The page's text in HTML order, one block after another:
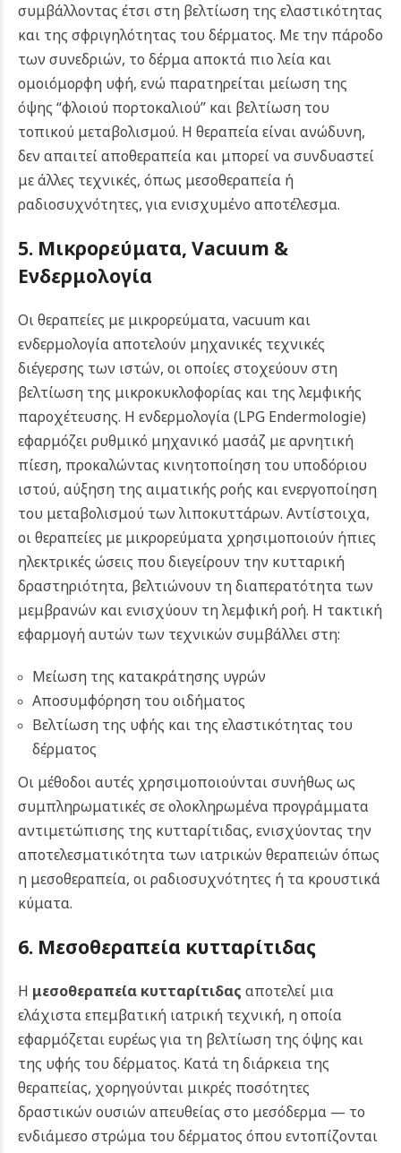
συμβάλλοντας έτσι στη βελτίωση της ελαστικότητας
και της σφριγηλότητας του δέρματος. Με την πάροδο
των συνεδριών, το δέρμα αποκτά πιο λεία και
ομοιόμορφη υφή, ενώ παρατηρείται μείωση της
όψης “φλοιού πορτοκαλιού” και βελτίωση του
τοπικού μεταβολισμού. Η θεραπεία είναι ανώδυνη,
δεν απαιτεί αποθεραπεία και μπορεί να συνδυαστεί
με άλλες τεχνικές, όπως μεσοθεραπεία ή
ραδιοσυχνότητες, για ενισχυμένο αποτέλεσμα.
5. Μικρορεύματα, Vacuum &
Ενδερμολογία
Οι θεραπείες με μικρορεύματα, vacuum και
ενδερμολογία αποτελούν μηχανικές τεχνικές
διέγερσης των ιστών, οι οποίες στοχεύουν στη
βελτίωση της μικροκυκλοφορίας και της λεμφικής
παροχέτευσης. Η ενδερμολογία (LPG Endermologie)
εφαρμόζει ρυθμικό μηχανικό μασάζ με αρνητική
πίεση, προκαλώντας κινητοποίηση του υποδόριου
ιστού, αύξηση της αιματικής ροής και ενεργοποίηση
του μεταβολισμού των λιποκυττάρων. Αντίστοιχα,
οι θεραπείες με μικρορεύματα χρησιμοποιούν ήπιες
ηλεκτρικές ώσεις που διεγείρουν την κυτταρική
δραστηριότητα, βελτιώνουν τη διαπερατότητα των
μεμβρανών και ενισχύουν τη λεμφική ροή. Η τακτική
εφαρμογή αυτών των τεχνικών συμβάλλει στη:
Μείωση της κατακράτησης υγρών
Αποσυμφόρηση του οιδήματος
Βελτίωση της υφής και της ελαστικότητας του
δέρματος
Οι μέθοδοι αυτές χρησιμοποιούνται συνήθως ως
συμπληρωματικές σε ολοκληρωμένα προγράμματα
αντιμετώπισης της κυτταρίτιδας, ενισχύοντας την
αποτελεσματικότητα των ιατρικών θεραπειών όπως
η μεσοθεραπεία, οι ραδιοσυχνότητες ή τα κρουστικά
κύματα.
6. Μεσοθεραπεία κυτταρίτιδας
Η μεσοθεραπεία κυτταρίτιδας αποτελεί μια
ελάχιστα επεμβατική ιατρική τεχνική, η οποία
εφαρμόζεται ευρέως για τη βελτίωση της όψης και
της υφής του δέρματος. Κατά τη διάρκεια της
θεραπείας, χορηγούνται μικρές ποσότητες
δραστικών ουσιών απευθείας στο μεσόδερμα — το
ενδιάμεσο στρώμα του δέρματος όπου εντοπίζονται